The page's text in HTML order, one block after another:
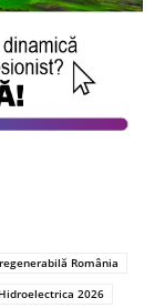
România
2026